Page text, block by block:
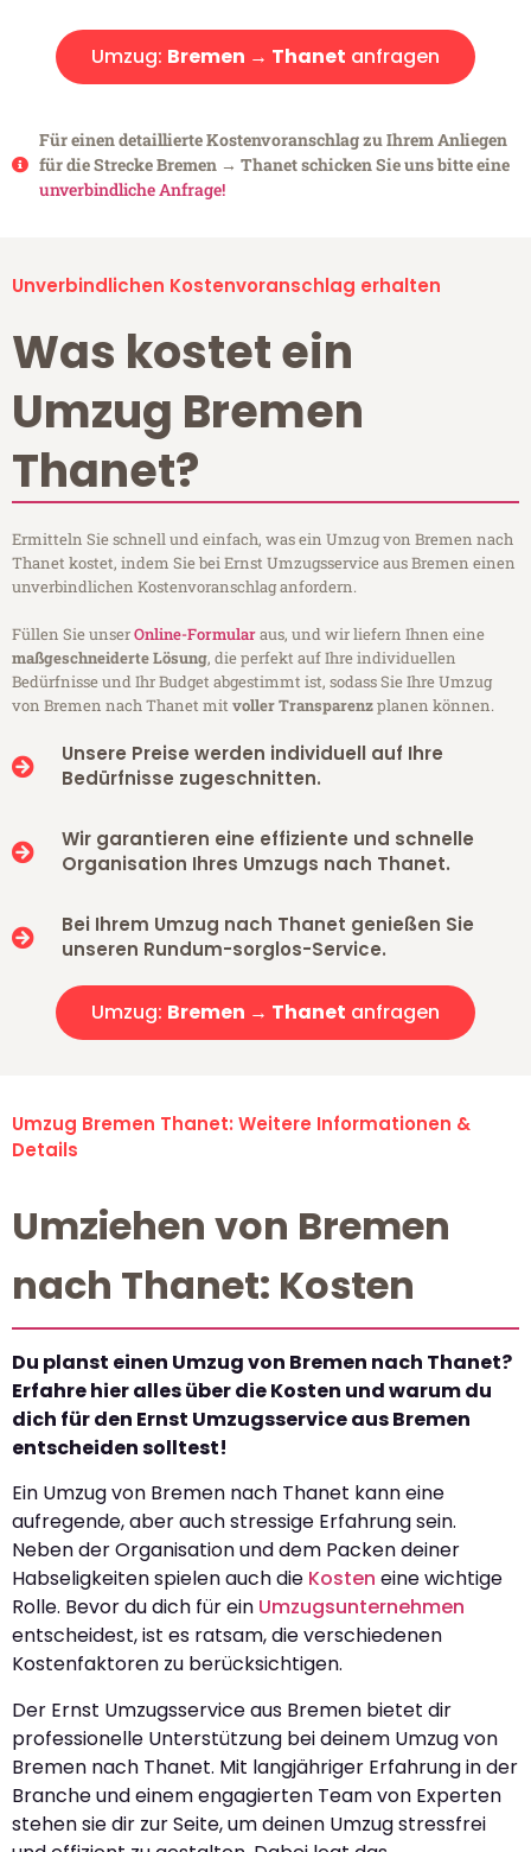
Umzug: Bremen → Thanet anfragen
Für einen detaillierte Kostenvoranschlag zu Ihrem Anliegen
für die Strecke Bremen → Thanet schicken Sie uns bitte eine
unverbindliche Anfrage!
Unverbindlichen Kostenvoranschlag erhalten
Was kostet ein
Umzug Bremen
Thanet?
Ermitteln Sie schnell und einfach, was ein Umzug von Bremen nach
Thanet kostet, indem Sie bei Ernst Umzugsservice aus Bremen einen
unverbindlichen Kostenvoranschlag anfordern.
Füllen Sie unserOnline-Formularaus, und wir liefern Ihnen eine
maßgeschneiderte Lösung, die perfekt auf Ihre individuellen
Bedürfnisse und Ihr Budget abgestimmt ist, sodass Sie Ihre Umzug
von Bremen nach Thanet mitvoller Transparenzplanen können.
Unsere Preise werden individuell auf Ihre
Bedürfnisse zugeschnitten.
Wir garantieren eine effiziente und schnelle
Organisation Ihres Umzugs nach Thanet.
Bei Ihrem Umzug nach Thanet genießen Sie
unseren Rundum-sorglos-Service.
Umzug: Bremen → Thanet anfragen
Umzug Bremen Thanet: Weitere Informationen &
Details
Umziehen von Bremen
nach Thanet: Kosten
Du planst einen Umzug von Bremen nach Thanet?
Erfahre hier alles über die Kosten und warum du
dich für den Ernst Umzugsservice aus Bremen
entscheiden solltest!
Ein Umzug von Bremen nach Thanet kann eine
aufregende, aber auch stressige Erfahrung sein.
Neben der Organisation und dem Packen deiner
Habseligkeiten spielen auch die Kosten eine wichtige
Rolle. Bevor du dich für ein Umzugsunternehmen
entscheidest, ist es ratsam, die verschiedenen
Kostenfaktoren zu berücksichtigen.
Der Ernst Umzugsservice aus Bremen bietet dir
professionelle Unterstützung bei deinem Umzug von
Bremen nach Thanet. Mit langjähriger Erfahrung in der
Branche und einem engagierten Team von Experten
stehen sie dir zur Seite, um deinen Umzug stressfrei